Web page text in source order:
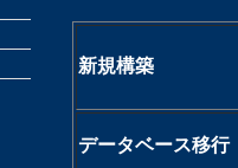
新規構築
データベース移行